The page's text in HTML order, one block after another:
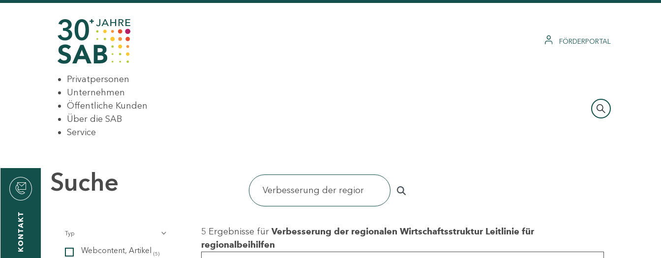
FÖRDERPORTAL
Privatpersonen
Unternehmen
Öffentliche Kunden
Über die SAB
Service
KONTAKT
Suche
Typ
Webcontent, Artikel (5)
5 Ergebnisse für Verbesserung der regionalen Wirtschaftsstruktur Leitlinie für
regionalbeihilfen